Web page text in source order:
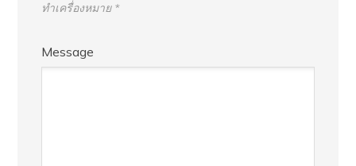
ทำเครื่องหมาย *
Message